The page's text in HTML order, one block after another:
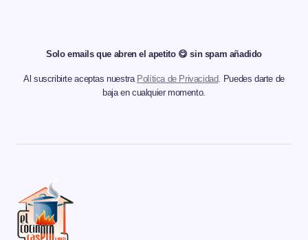
Solo emails que abren el apetito 😋 sin spam añadido
Al suscribirte aceptas nuestra Política de Privacidad. Puedes darte de
baja en cualquier momento.